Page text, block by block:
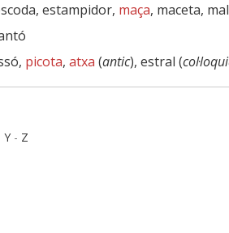
estampidor, maça, maceta,
picota, atxa (antic), estral (
Y - Z